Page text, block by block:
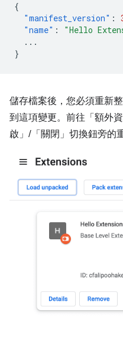
{
"manifest_version" :
"name" : "Hello
...
}
儲存檔案後，您必須重新
到這項變更。前往「額外
啟」 /「關閉」 切換鈕旁的